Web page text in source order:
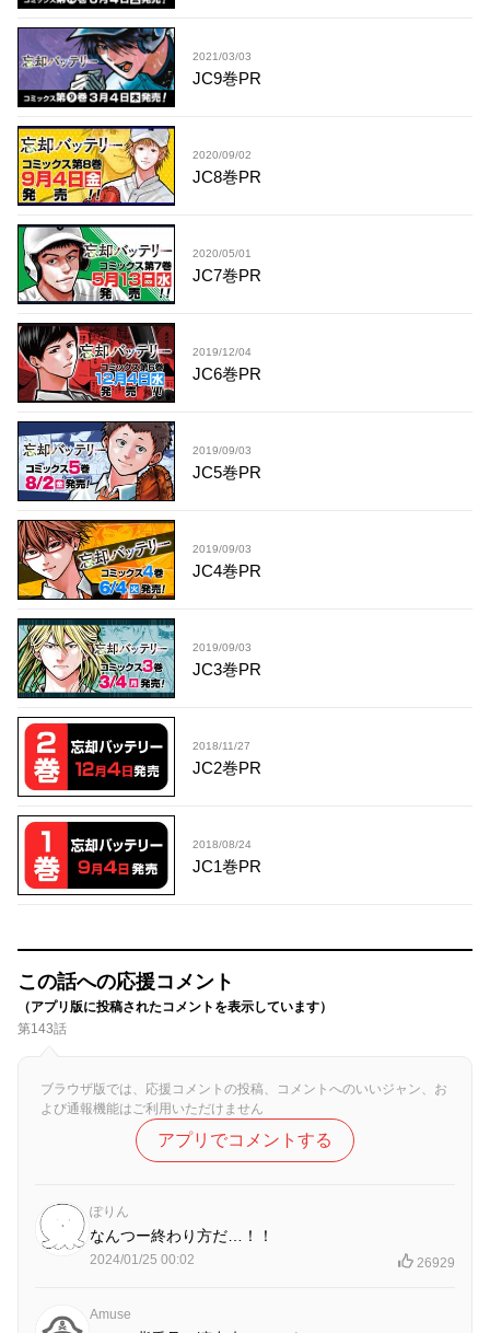
2021/03/03
JC9巻PR
2020/09/02
JC8巻PR
2020/05/01
JC7巻PR
2019/12/04
JC6巻PR
2019/09/03
JC5巻PR
2019/09/03
JC4巻PR
2019/09/03
JC3巻PR
2018/11/27
JC2巻PR
2018/08/24
JC1巻PR
この話への応援コメント
（アプリ版に投稿されたコメントを表示しています）
第143話
ブラウザ版では、応援コメントの投稿、コメントへのいいジャン、お
よび通報機能はご利用いただけません
アプリでコメントする
ぽりん
なんつー終わり方だ…！！
2024/01/25 00:02 26929
Amuse